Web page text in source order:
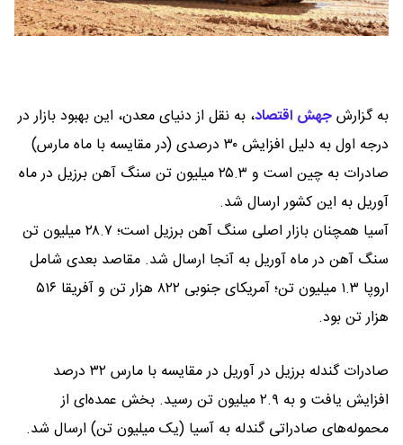
به گزارشجهش اقتصاد، به نقل از دنیای معدن، این بهبود بازار در
درجه اول به دلیل افزایش ۳۰ درصدی (در مقایسه با ماه مارس)
صادرات به چین است و ۲۵.۳ میلیون تن سنگ آهن برزیل در ماه
آوریل به این کشور ارسال شد.
آسیا همچنان بازار اصلی سنگ آهن برزیل است؛ ۲۸.۷ میلیون تن
سنگ آهن در ماه آوریل به آنجا ارسال شد. مقاصد بعدی شامل
اروپا ۱.۳ میلیون تن؛ آمریکای جنوبی ۸۲۲ هزار تن و آفریقا ۵۱۶
هزار تن بود.
صادرات گندله برزیل در آوریل در مقایسه با مارس ۳۲ درصد
افزایش یافت و به ۲.۹ میلیون تن رسید. بخش عمده‌ای از
محموله‌های صادراتی گندله به آسیا (یک میلیون تن) ارسال شد.